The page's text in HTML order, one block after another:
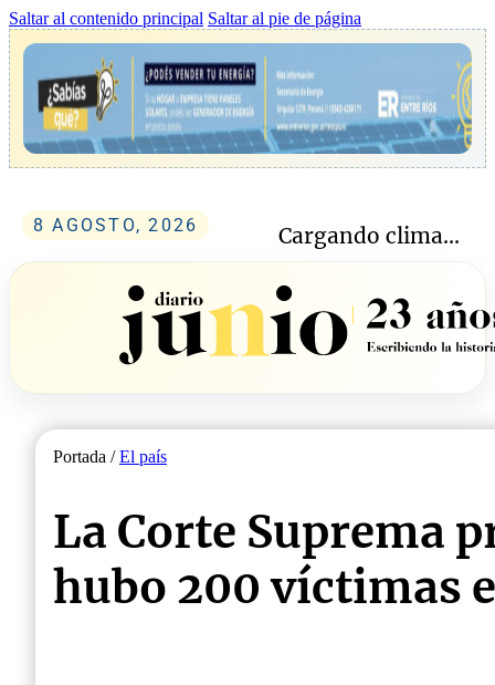
Saltar al contenido principal Saltar al pie de página
8 AGOSTO, 2026 Cargando clima...
Portada /El país
La Corte Suprema
hubo 200 víctimas